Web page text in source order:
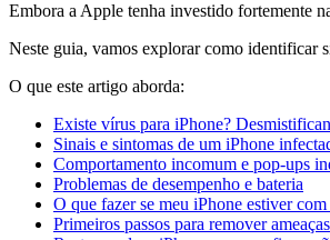
Embora a Apple tenha investido fortemente
Neste guia, vamos explorar como identificar
O que este artigo aborda:
Existe vírus para iPhone?
Sinais e sintomas de um iPhone
Comportamento incomum e pop-ups
Problemas de desempenho e bateria
O que fazer se meu iPhone estiver
Primeiros passos para remover ameaças